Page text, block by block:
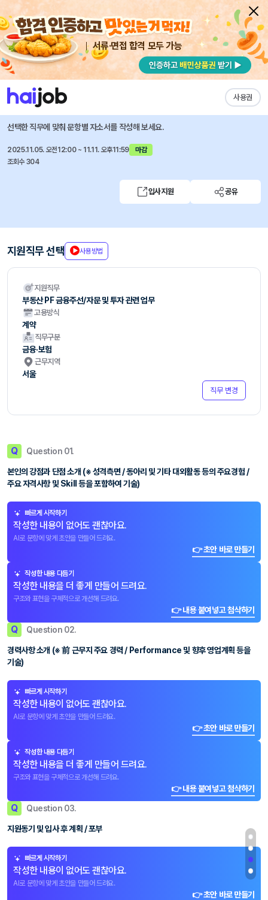
서류·면접 합격 모두 가능
사용권
채용공고 자소서 자유항목 자소서 내 작성목록
하나증권 즐겨찾기
하나증권 프로젝트금융1실 경력직 채용 (계약직)
선택한 직무에 맞춰 문항별 자소서를 작성해 보세요.
2025.11.05. 오전12:00 ~ 11.11. 오후11:59
마감
조회수 304
입사지원 공유
지원직무 선택 사용방법
지원직무
부동산 PF 금융주선/자문 및 투자 관련 업무
고용방식
계약
직무구분
금융·보험
근무지역
서울
직무 변경
Q Question 01.
본인의 강점과 단점 소개 (※ 성격측면 / 동아리 및 기타 대외활동 등의 주요경험 /
주요 자격사항 및 Skill 등을 포함하여 기술)
빠르게 시작하기
작성한 내용이 없어도 괜찮아요.
AI로 문항에 맞게 초안을 만들어 드려요.
👉 초안 바로 만들기
작성한 내용 다듬기
작성한 내용을 더 좋게 만들어 드려요.
구조와 표현을 구체적으로 개선해 드려요.
👉 내용 붙여넣고 첨삭하기
Q Question 02.
경력사항 소개 (※ 前 근무지 주요 경력 / Performance 및 향후 영업계획 등을
기술)
빠르게 시작하기
작성한 내용이 없어도 괜찮아요.
AI로 문항에 맞게 초안을 만들어 드려요.
👉 초안 바로 만들기
작성한 내용 다듬기
작성한 내용을 더 좋게 만들어 드려요.
구조와 표현을 구체적으로 개선해 드려요.
👉 내용 붙여넣고 첨삭하기
Q Question 03.
지원동기 및 입사 후 계획 / 포부
빠르게 시작하기
작성한 내용이 없어도 괜찮아요.
AI로 문항에 맞게 초안을 만들어 드려요.
👉 초안 바로 만들기